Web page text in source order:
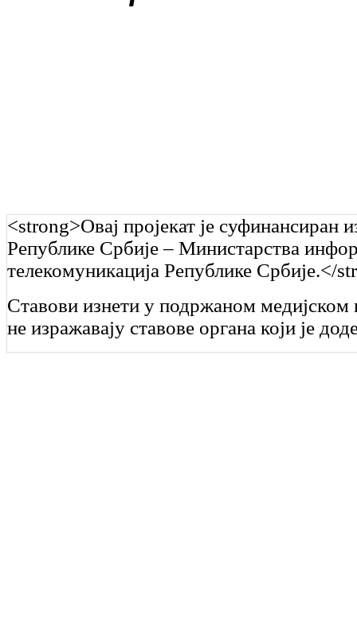
<strong>Овај пројекат је суфинансиран
Републике Србије – Министарства
телекомуникација Републике Србије.</
Ставови изнети у подржаном медијском
не изражавају ставове органа који је